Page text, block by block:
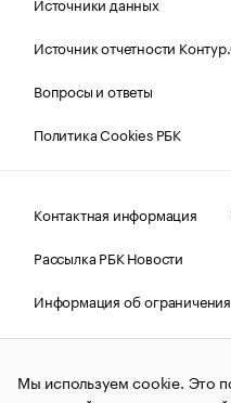
Источник отчетности
Вопросы и ответы
Политика Cookies РБК
Контактная информация
Рассылка РБК Новости
Информация об
Правовая информация
О
© АО
Мы используем cookie. Это